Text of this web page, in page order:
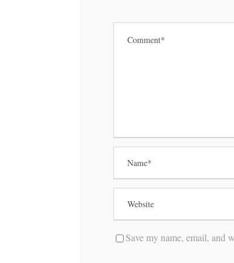
Save my name, email, and